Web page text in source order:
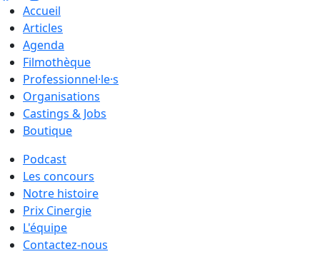
Accueil
Articles
Agenda
Filmothèque
Professionnel·le·s
Organisations
Castings & Jobs
Boutique
Podcast
Les concours
Notre histoire
Prix Cinergie
L'équipe
Contactez-nous